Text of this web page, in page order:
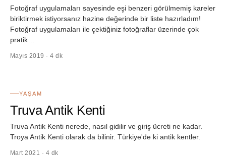
Fotoğraf uygulamaları sayesinde eşi benzeri görülmemiş kareler
biriktirmek istiyorsanız hazine değerinde bir liste hazırladım!
Fotoğraf uygulamaları ile çektiğiniz fotoğraflar üzerinde çok
pratik…
Mayıs 2019 · 4 dk
YAŞAM
Truva Antik Kenti
Truva Antik Kenti nerede, nasıl gidilir ve giriş ücreti ne kadar.
Troya Antik Kenti olarak da bilinir. Türkiye'de ki antik kentler.
Mart 2021 · 4 dk